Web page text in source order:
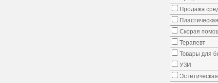
Продажа
Скорая
Терапевт
Товары для
УЗИ